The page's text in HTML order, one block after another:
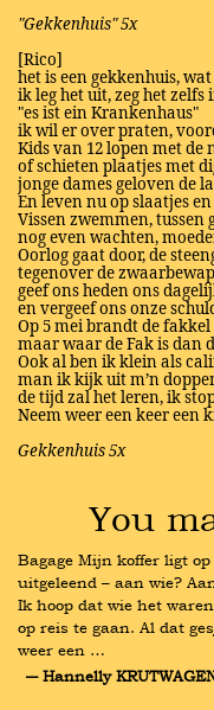
"Gekkenhuis" 5x
[Rico]
het is een gekkenhuis,
ik leg het uit, zeg het zelfs
"es ist ein Krankenhaus"
ik wil er over praten,
Kids van 12 lopen met de
of schieten plaatjes met
jonge dames geloven de
En leven nu op slaatjes
Vissen zwemmen, tussen
nog even wachten,
Oorlog gaat door, de
tegenover de
geef ons heden ons
en vergeef ons onze
Op 5 mei brandt de
maar waar de Fak is dan
Ook al ben ik klein als
man ik kijk uit m’n
de tijd zal het leren, ik
Neem weer een keer een
Gekkenhuis 5x
You
Bagage Mijn koffer ligt
uitgeleend – aan wie?
Ik hoop dat wie het
op reis te gaan. Al dat
weer een …
― Hannelly